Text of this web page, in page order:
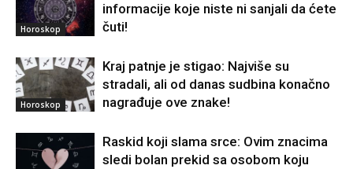
Horoskop
informacije koje niste ni sanjali da ćete
čuti!
Horoskop
Kraj patnje je stigao: Najviše su
stradali, ali od danas sudbina konačno
nagrađuje ove znake!
Raskid koji slama srce: Ovim znacima
sledi bolan prekid sa osobom koju